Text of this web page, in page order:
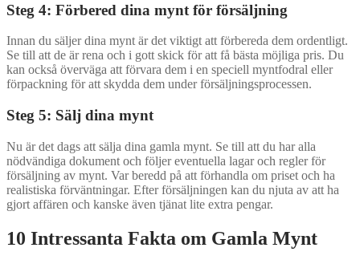
Steg 4: Förbered dina mynt för försäljning
Innan du säljer dina mynt är det viktigt att förbereda dem ordentligt.
Se till att de är rena och i gott skick för att få bästa möjliga pris. Du
kan också överväga att förvara dem i en speciell myntfodral eller
förpackning för att skydda dem under försäljningsprocessen.
Steg 5: Sälj dina mynt
Nu är det dags att sälja dina gamla mynt. Se till att du har alla
nödvändiga dokument och följer eventuella lagar och regler för
försäljning av mynt. Var beredd på att förhandla om priset och ha
realistiska förväntningar. Efter försäljningen kan du njuta av att ha
gjort affären och kanske även tjänat lite extra pengar.
10 Intressanta Fakta om Gamla Mynt